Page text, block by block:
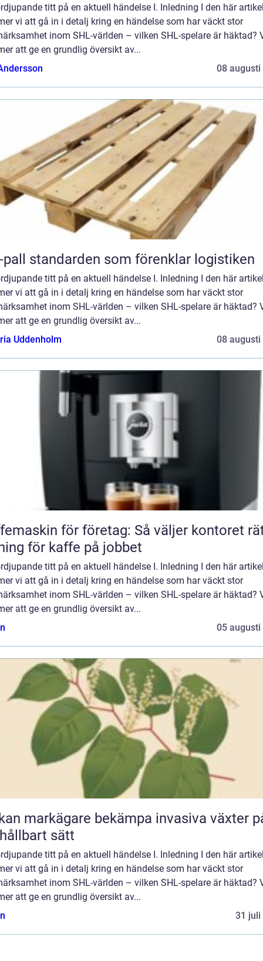
titt på en aktuell händelse I. Inledning I den här
vi att gå in i detalj kring en händelse som har väckt stor
inom SHL-världen – vilken SHL-spelare är häktad?
att ge en grundlig översikt av...
08 augusti
Eur-pall standarden som förenklar logistiken
titt på en aktuell händelse I. Inledning I den här
vi att gå in i detalj kring en händelse som har väckt stor
inom SHL-världen – vilken SHL-spelare är häktad?
att ge en grundlig översikt av...
Uddenholm
08 augusti
för företag: Så väljer kontoret
för kaffe på jobbet
titt på en aktuell händelse I. Inledning I den här
vi att gå in i detalj kring en händelse som har väckt stor
inom SHL-världen – vilken SHL-spelare är häktad?
att ge en grundlig översikt av...
05 augusti
markägare bekämpa invasiva växter
sätt
titt på en aktuell händelse I. Inledning I den här
vi att gå in i detalj kring en händelse som har väckt stor
inom SHL-världen – vilken SHL-spelare är häktad?
att ge en grundlig översikt av...
31 juli